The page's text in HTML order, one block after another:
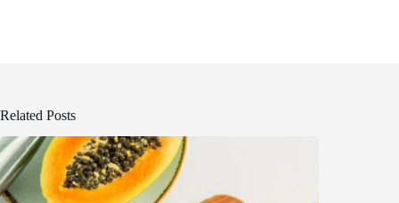
Related Posts